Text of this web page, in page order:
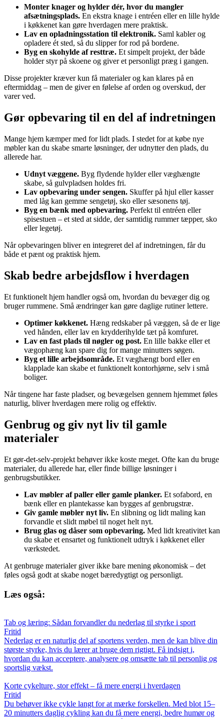
Monter knager og hylder dér, hvor du mangler
afsætningsplads. En ekstra knage i entréen eller en lille hylde
i køkkenet kan gøre hverdagen mere praktisk.
Lav en opladningsstation til elektronik. Saml kabler og
opladere ét sted, så du slipper for rod på bordene.
Byg en skohylde af resttræ. Et simpelt projekt, der både
holder styr på skoene og giver et personligt præg i gangen.
Disse projekter kræver kun få materialer og kan klares på en
eftermiddag – men de giver en følelse af orden og overskud, der
varer ved.
Gør opbevaring til en del af indretningen
Mange hjem kæmper med for lidt plads. I stedet for at købe nye
møbler kan du skabe smarte løsninger, der udnytter den plads, du
allerede har.
Udnyt væggene. Byg flydende hylder eller væghængte
skabe, så gulvpladsen holdes fri.
Lav opbevaring under sengen. Skuffer på hjul eller kasser
med låg kan gemme sengetøj, sko eller sæsonens tøj.
Byg en bænk med opbevaring. Perfekt til entréen eller
spisestuen – et sted at sidde, der samtidig rummer tæpper, sko
eller legetøj.
Når opbevaringen bliver en integreret del af indretningen, får du
både et pænt og praktisk hjem.
Skab bedre arbejdsflow i hverdagen
Et funktionelt hjem handler også om, hvordan du bevæger dig og
bruger rummene. Små ændringer kan gøre daglige rutiner lettere.
Optimer køkkenet. Hæng redskaber på væggen, så de er lige
ved hånden, eller lav en krydderihylde tæt på komfuret.
Lav en fast plads til nøgler og post. En lille bakke eller et
vægophæng kan spare dig for mange minutters søgen.
Byg et lille arbejdsområde. Et væghængt bord eller en
klapplade kan skabe et funktionelt kontorhjørne, selv i små
boliger.
Når tingene har faste pladser, og bevægelsen gennem hjemmet føles
naturlig, bliver hverdagen mere rolig og effektiv.
Genbrug og giv nyt liv til gamle
materialer
Et gør-det-selv-projekt behøver ikke koste meget. Ofte kan du bruge
materialer, du allerede har, eller finde billige løsninger i
genbrugsbutikker.
Lav møbler af paller eller gamle planker. Et sofabord, en
bænk eller en plantekasse kan bygges af genbrugstræ.
Giv gamle møbler nyt liv. En slibning og lidt maling kan
forvandle et slidt møbel til noget helt nyt.
Brug glas og dåser som opbevaring. Med lidt kreativitet kan
du skabe et ensartet og funktionelt udtryk i køkkenet eller
værkstedet.
At genbruge materialer giver ikke bare mening økonomisk – det
føles også godt at skabe noget bæredygtigt og personligt.
Læs også:
Tab og læring: Sådan forvandler du nederlag til styrke i sport
Fritid
Nederlag er en naturlig del af sportens verden, men de kan blive din
største styrke, hvis du lærer at bruge dem rigtigt. Få indsigt i,
hvordan du kan acceptere, analysere og omsætte tab til personlig og
sportslig vækst.
Korte cykelture, stor effekt – få mere energi i hverdagen
Fritid
Du behøver ikke cykle langt for at mærke forskellen. Med blot 15–
20 minutters daglig cykling kan du få mere energi, bedre humør og